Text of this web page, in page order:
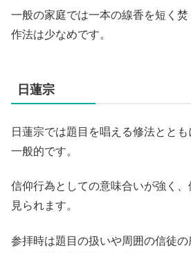
一般の家庭では一本の線香を短く
作法は少なめです。
日蓮宗
日蓮宗では題目を唱える修法とと
一般的です。
信仰行為としての意味合いが強く
見られます。
参拝時は題目の扱いや周囲の信徒